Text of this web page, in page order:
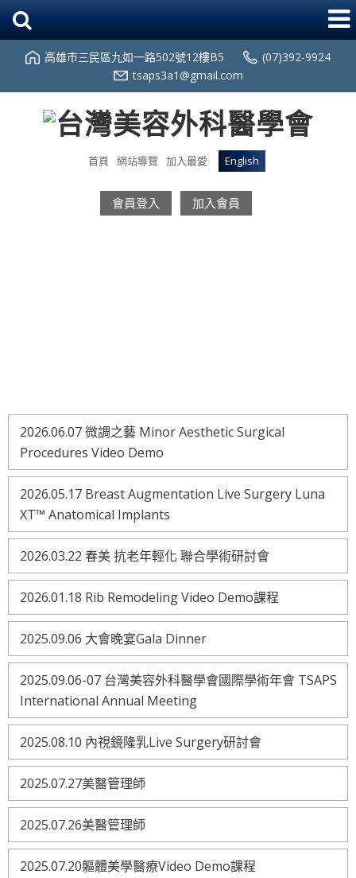
高雄市三民區九如一路502號12樓B5
(07)392-9924
tsaps3a1@gmail.com
首頁 網站導覽 加入最愛 English
會員登入 加入會員
2026.06.07 微調之藝 Minor Aesthetic Surgical
Procedures Video Demo
2026.05.17 Breast Augmentation Live Surgery Luna
XT™ Anatomical Implants
2026.03.22 春美 抗老年輕化 聯合學術研討會
2026.01.18 Rib Remodeling Video Demo課程
2025.09.06 大會晚宴Gala Dinner
2025.09.06-07 台灣美容外科醫學會國際學術年會 TSAPS
International Annual Meeting
2025.08.10 內視鏡隆乳Live Surgery研討會
2025.07.27美醫管理師
2025.07.26美醫管理師
2025.07.20軀體美學醫療Video Demo課程